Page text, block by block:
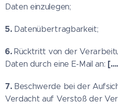
Daten einzulegen;
5. Datenübertragbarkeit;
6.Rücktritt von der
Daten durch eine E-Mail an:
7. Beschwerde bei der
Verdacht auf Verstoß der